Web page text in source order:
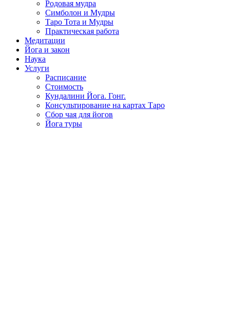
Родовая мудра
Симболон и Мудры
Таро Тота и Мудры
Практическая работа
Медитации
Йога и закон
Наука
Услуги
Расписание
Стоимость
Кундалини Йога. Гонг.
Консультирование на картах Таро
Сбор чая для йогов
Йога туры